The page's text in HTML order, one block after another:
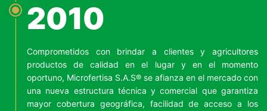
2010
Comprometidos con brindar a clientes y agricultores
productos de calidad en el lugar y en el momento
oportuno, Microfertisa S.A.S® se afianza en el mercado con
una nueva estructura técnica y comercial que garantiza
mayor cobertura geográfica, facilidad de acceso a los